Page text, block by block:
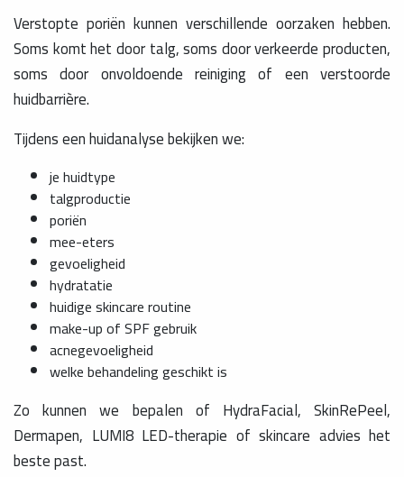
Verstopte poriën kunnen verschillende oorzaken hebben.
Soms komt het door talg, soms door verkeerde producten,
soms door onvoldoende reiniging of een verstoorde
huidbarrière.
Tijdens een huidanalyse bekijken we:
je huidtype
talgproductie
poriën
mee-eters
gevoeligheid
hydratatie
huidige skincare routine
make-up of SPF gebruik
acnegevoeligheid
welke behandeling geschikt is
Zo kunnen we bepalen of HydraFacial, SkinRePeel,
Dermapen, LUMI8 LED-therapie of skincare advies het
beste past.